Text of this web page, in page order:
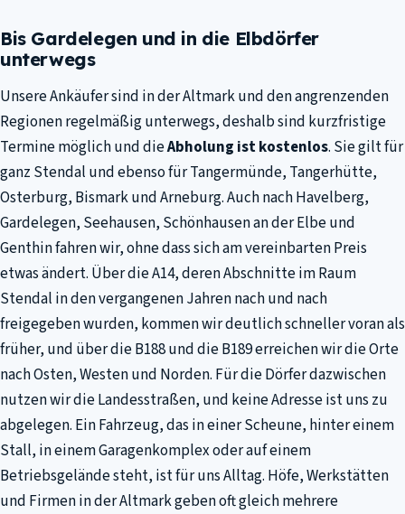
Bis Gardelegen und in die Elbdörfer
unterwegs
Unsere Ankäufer sind in der Altmark und den angrenzenden
Regionen regelmäßig unterwegs, deshalb sind kurzfristige
Termine möglich und dieAbholung ist kostenlos. Sie gilt für
ganz Stendal und ebenso für Tangermünde, Tangerhütte,
Osterburg, Bismark und Arneburg. Auch nach Havelberg,
Gardelegen, Seehausen, Schönhausen an der Elbe und
Genthin fahren wir, ohne dass sich am vereinbarten Preis
etwas ändert. Über die A14, deren Abschnitte im Raum
Stendal in den vergangenen Jahren nach und nach
freigegeben wurden, kommen wir deutlich schneller voran als
früher, und über die B188 und die B189 erreichen wir die Orte
nach Osten, Westen und Norden. Für die Dörfer dazwischen
nutzen wir die Landesstraßen, und keine Adresse ist uns zu
abgelegen. Ein Fahrzeug, das in einer Scheune, hinter einem
Stall, in einem Garagenkomplex oder auf einem
Betriebsgelände steht, ist für uns Alltag. Höfe, Werkstätten
und Firmen in der Altmark geben oft gleich mehrere